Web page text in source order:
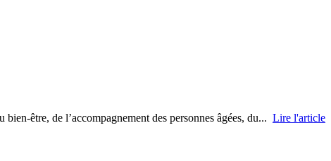
être, de l’accompagnement des personnes âgées, du... Lire l'article